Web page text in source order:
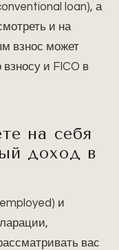
loan), а
и на
взнос может
и FICO в
на себя
доход в
и
вас